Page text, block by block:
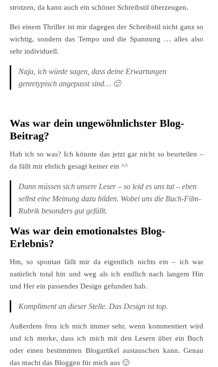
strotzen, da kann auch ein schöner Schreibstil überzeugen.
Bei einem Thriller ist mir dagegen der Schreibstil nicht ganz so
wichtig, sondern das Tempo und die Spannung … alles also
sehr individuell.
Naja, ich würde sagen, dass deine Erwartungen
genretypisch angepasst sind… 🙂
Was war dein ungewöhnlichster Blog-
Beitrag?
Hab ich so was? Ich könnte das jetzt gar nicht so beurteilen –
da fällt mir ehrlich gesagt keiner ein ^^
Dann müssen sich unsere Leser – so leid es uns tut – eben
selbst eine Meinung dazu bilden. Wobei uns die Buch-Film-
Rubrik besonders gut gefällt.
Was war dein emotionalstes Blog-
Erlebnis?
Hm, so spontan fällt mir da eigentlich nichts ein – ich war
natürlich total hin und weg als ich endlich nach langem Hin
und Her ein passendes Design gefunden hab.
Kompliment an dieser Stelle. Das Design ist top.
Außerdem freu ich mich immer sehr, wenn kommentiert wird
und ich merke, dass ich mich mit den Lesern über ein Buch
oder einen bestimmten Blogartikel austauschen kann. Genau
das macht das Bloggen für mich aus 🙂